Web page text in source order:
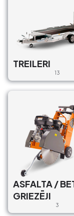
TREILERI
13
ASFALTA /
GRIEZĒJI
3